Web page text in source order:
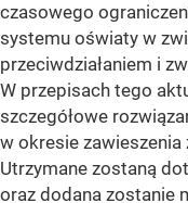
czasowego
systemu oświaty w
przeciwdziałaniem i
W przepisach tego
szczegółowe
w okresie zawieszenia
Utrzymane zostaną
oraz dodana zostanie